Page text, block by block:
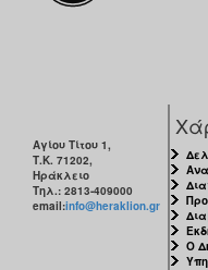
Αγίου Τίτου 1,
Τ.Κ. 71202,
Ηράκλειο
Τηλ.: 2813-409000
email:info@heraklion.gr
Ο